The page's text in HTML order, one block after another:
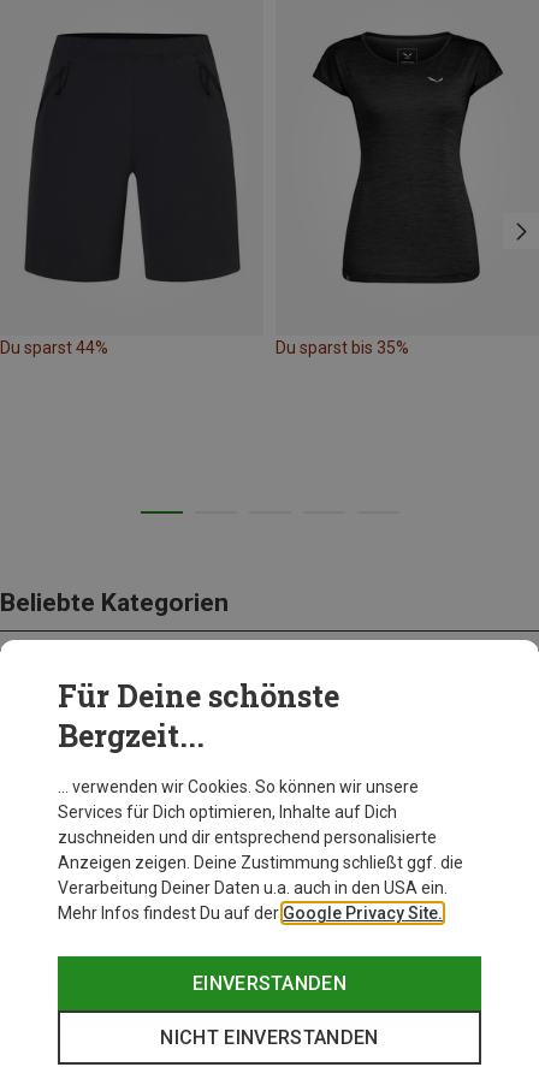
Du sparst 44% Du sparst bis 35%
Beliebte Kategorien
BEKLEIDUNG
Für Deine schönste
Bergzeit...
… verwenden wir Cookies. So können wir unsere
Services für Dich optimieren, Inhalte auf Dich
zuschneiden und dir entsprechend personalisierte
Anzeigen zeigen. Deine Zustimmung schließt ggf. die
Verarbeitung Deiner Daten u.a. auch in den USA ein.
Mehr Infos findest Du auf der Google Privacy Site.
EINVERSTANDEN
NICHT EINVERSTANDEN